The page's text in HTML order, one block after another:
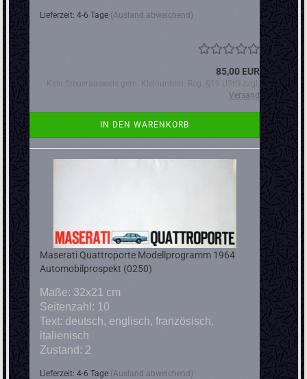
Lieferzeit: 4-6 Tage (Ausland abweichend)
85,00 EUR
Kein Steuerausweis gem. Kleinuntern.-Reg. §19 UStG zzgl.
Versand
IN DEN WARENKORB
Maserati Quattroporte Modellprogramm 1964
Automobilprospekt (0250)
Maße: 32x21 cm
Seitenzahl: 10
Text: deutsch, englisch, französisch,
italienisch
Zustand: 2
Lieferzeit: 4-6 Tage (Ausland abweichend)